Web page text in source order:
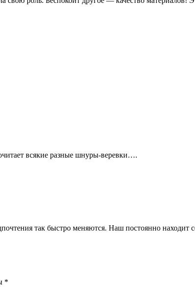
всякие разные шнуры-веревки….
так быстро меняются. Наш постоянно находит
*